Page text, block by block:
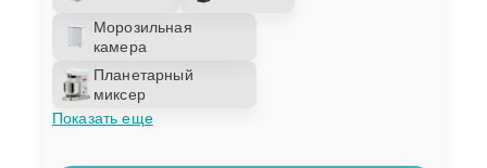
Морозильная
камера
Планетарный
миксер
Показать еще